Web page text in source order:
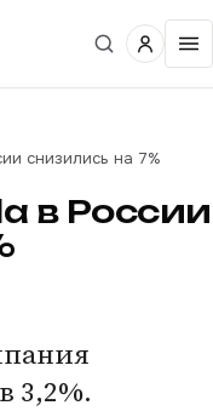
снизились на 7%
в России
3,2%.